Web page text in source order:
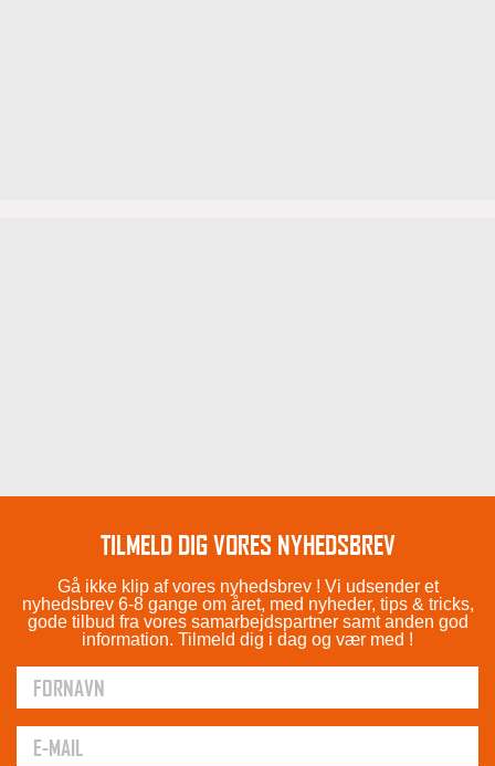
TILMELD DIG VORES NYHEDSBREV
Gå ikke klip af vores nyhedsbrev ! Vi udsender et
nyhedsbrev 6-8 gange om året, med nyheder, tips & tricks,
gode tilbud fra vores samarbejdspartner samt anden god
information. Tilmeld dig i dag og vær med !